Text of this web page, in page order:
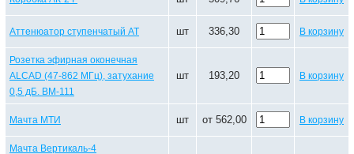
Аттенюатор ступенчатый АТ шт 336,30 В корзину
Розетка эфирная оконечная
ALCAD (47-862 МГц), затухание
0,5 дБ. ВМ-111
шт 193,20 В корзину
Мачта МТИ шт от 562,00 В корзину
Мачта Вертикаль-4